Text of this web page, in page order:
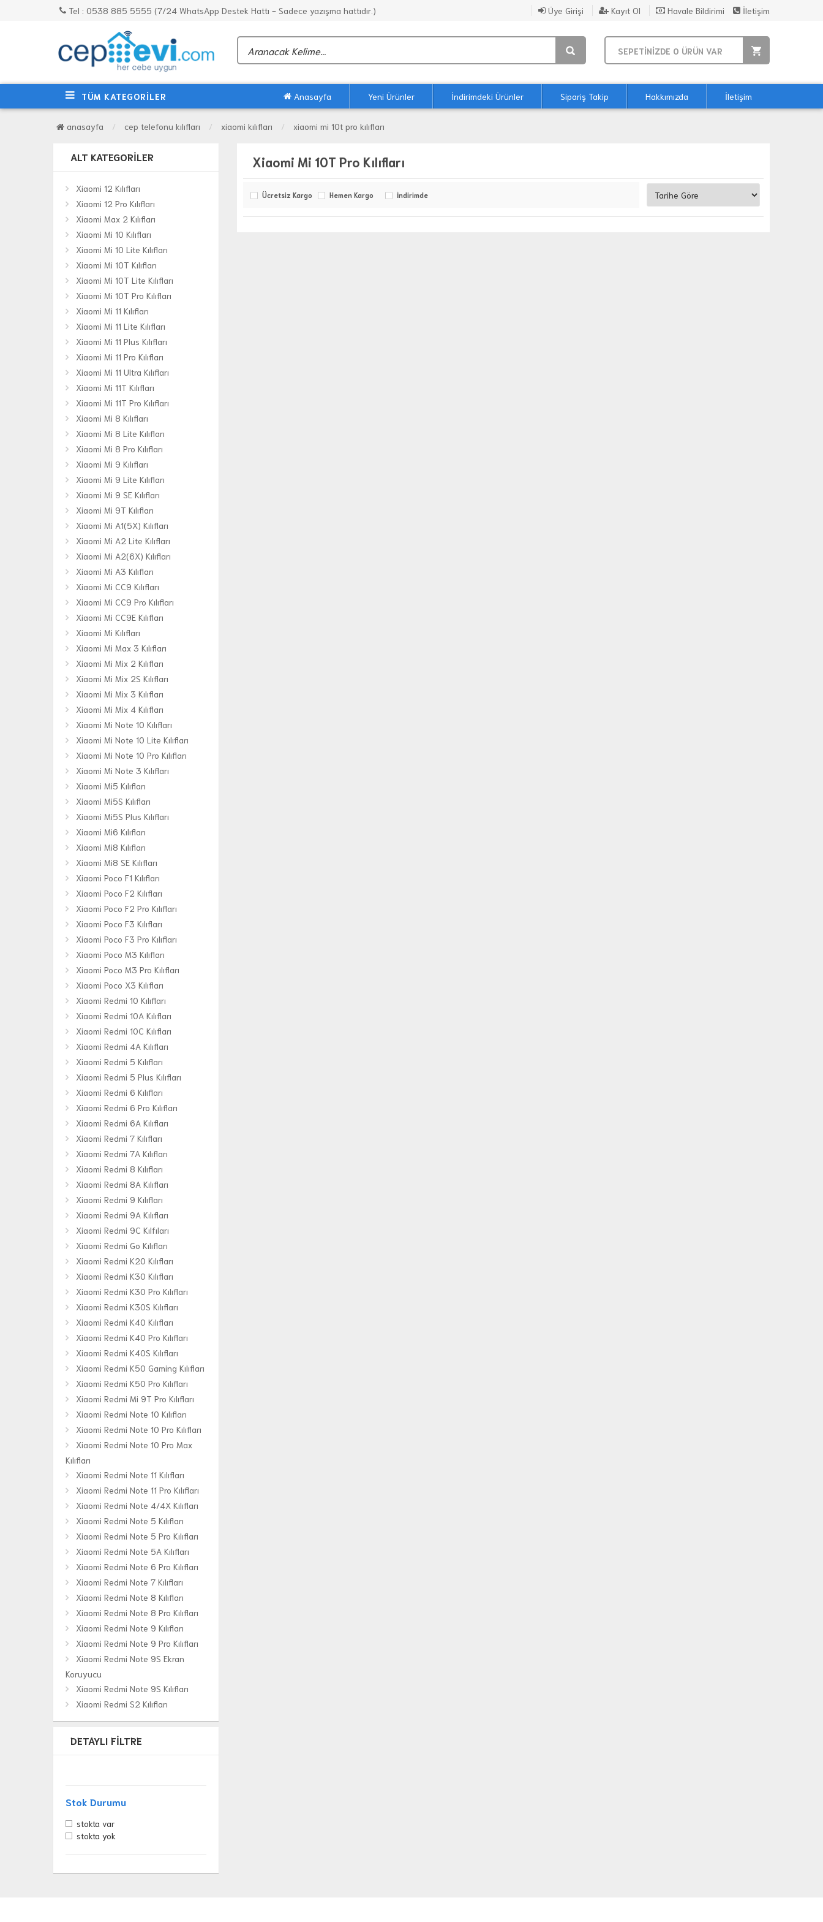
Tel : 0538 885 5555 (7/24 WhatsApp Destek Hattı - Sadece yazışma hattıdır.) Üye Girişi Kayıt Ol Havale Bildirimi İletişim
SEPETİNİZDE 0 ÜRÜN VAR
TÜM KATEGORİLER Anasayfa Yeni Ürünler İndirimdeki Ürünler Sipariş Takip Hakkımızda İletişim
anasayfa cep telefonu kılıfları xiaomi kılıfları xiaomi mi 10t pro kılıfları
ALT KATEGORILER
Xiaomi 12 Kılıfları
Xiaomi 12 Pro Kılıfları
Xiaomi Max 2 Kılıfları
Xiaomi Mi 10 Kılıfları
Xiaomi Mi 10 Lite Kılıfları
Xiaomi Mi 10T Kılıfları
Xiaomi Mi 10T Lite Kılıfları
Xiaomi Mi 10T Pro Kılıfları
Xiaomi Mi 11 Kılıfları
Xiaomi Mi 11 Lite Kılıfları
Xiaomi Mi 11 Plus Kılıfları
Xiaomi Mi 11 Pro Kılıfları
Xiaomi Mi 11 Ultra Kılıfları
Xiaomi Mi 11T Kılıfları
Xiaomi Mi 11T Pro Kılıfları
Xiaomi Mi 8 Kılıfları
Xiaomi Mi 8 Lite Kılıfları
Xiaomi Mi 8 Pro Kılıfları
Xiaomi Mi 9 Kılıfları
Xiaomi Mi 9 Lite Kılıfları
Xiaomi Mi 9 SE Kılıfları
Xiaomi Mi 9T Kılıfları
Xiaomi Mi A1(5X) Kılıfları
Xiaomi Mi A2 Lite Kılıfları
Xiaomi Mi A2(6X) Kılıfları
Xiaomi Mi A3 Kılıfları
Xiaomi Mi CC9 Kılıfları
Xiaomi Mi CC9 Pro Kılıfları
Xiaomi Mi CC9E Kılıfları
Xiaomi Mi Kılıfları
Xiaomi Mi Max 3 Kılıfları
Xiaomi Mi Mix 2 Kılıfları
Xiaomi Mi Mix 2S Kılıfları
Xiaomi Mi Mix 3 Kılıfları
Xiaomi Mi Mix 4 Kılıfları
Xiaomi Mi Note 10 Kılıfları
Xiaomi Mi Note 10 Lite Kılıfları
Xiaomi Mi Note 10 Pro Kılıfları
Xiaomi Mi Note 3 Kılıfları
Xiaomi Mi5 Kılıfları
Xiaomi Mi5S Kılıfları
Xiaomi Mi5S Plus Kılıfları
Xiaomi Mi6 Kılıfları
Xiaomi Mi8 Kılıfları
Xiaomi Mi8 SE Kılıfları
Xiaomi Poco F1 Kılıfları
Xiaomi Poco F2 Kılıfları
Xiaomi Poco F2 Pro Kılıfları
Xiaomi Poco F3 Kılıfları
Xiaomi Poco F3 Pro Kılıfları
Xiaomi Poco M3 Kılıfları
Xiaomi Poco M3 Pro Kılıfları
Xiaomi Poco X3 Kılıfları
Xiaomi Redmi 10 Kılıfları
Xiaomi Redmi 10A Kılıfları
Xiaomi Redmi 10C Kılıfları
Xiaomi Redmi 4A Kılıfları
Xiaomi Redmi 5 Kılıfları
Xiaomi Redmi 5 Plus Kılıfları
Xiaomi Redmi 6 Kılıfları
Xiaomi Redmi 6 Pro Kılıfları
Xiaomi Redmi 6A Kılıfları
Xiaomi Redmi 7 Kılıfları
Xiaomi Redmi 7A Kılıfları
Xiaomi Redmi 8 Kılıfları
Xiaomi Redmi 8A Kılıfları
Xiaomi Redmi 9 Kılıfları
Xiaomi Redmi 9A Kılıfları
Xiaomi Redmi 9C Kılfıları
Xiaomi Redmi Go Kılıfları
Xiaomi Redmi K20 Kılıfları
Xiaomi Redmi K30 Kılıfları
Xiaomi Redmi K30 Pro Kılıfları
Xiaomi Redmi K30S Kılıfları
Xiaomi Redmi K40 Kılıfları
Xiaomi Redmi K40 Pro Kılıfları
Xiaomi Redmi K40S Kılıfları
Xiaomi Redmi K50 Gaming Kılıfları
Xiaomi Redmi K50 Pro Kılıfları
Xiaomi Redmi Mi 9T Pro Kılıfları
Xiaomi Redmi Note 10 Kılıfları
Xiaomi Redmi Note 10 Pro Kılıfları
Xiaomi Redmi Note 10 Pro Max
Kılıfları
Xiaomi Redmi Note 11 Kılıfları
Xiaomi Redmi Note 11 Pro Kılıfları
Xiaomi Redmi Note 4/4X Kılıfları
Xiaomi Redmi Note 5 Kılıfları
Xiaomi Redmi Note 5 Pro Kılıfları
Xiaomi Redmi Note 5A Kılıfları
Xiaomi Redmi Note 6 Pro Kılıfları
Xiaomi Redmi Note 7 Kılıfları
Xiaomi Redmi Note 8 Kılıfları
Xiaomi Redmi Note 8 Pro Kılıfları
Xiaomi Redmi Note 9 Kılıfları
Xiaomi Redmi Note 9 Pro Kılıfları
Xiaomi Redmi Note 9S Ekran
Koruyucu
Xiaomi Redmi Note 9S Kılıfları
Xiaomi Redmi S2 Kılıfları
DETAYLI FILTRE
Stok Durumu
stokta var
stokta yok
Xiaomi Mi 10T Pro Kılıfları
Ücretsiz Kargo Hemen Kargo İndirimde